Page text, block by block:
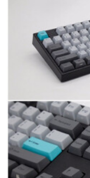
ックスボックスボッ
クス216の一体機、家
庭用アフィスキー口
マルティメッティ